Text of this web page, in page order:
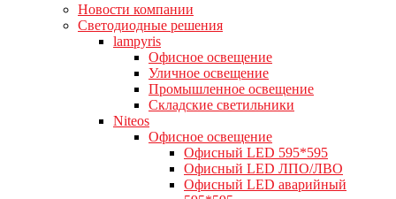
Новости компании
Светодиодные решения
lampyris
Офисное освещение
Уличное освещение
Промышленное освещение
Складские светильники
Niteos
Офисное освещение
Офисный LED 595*595
Офисный LED ЛПО/ЛВО
Офисный LED аварийный